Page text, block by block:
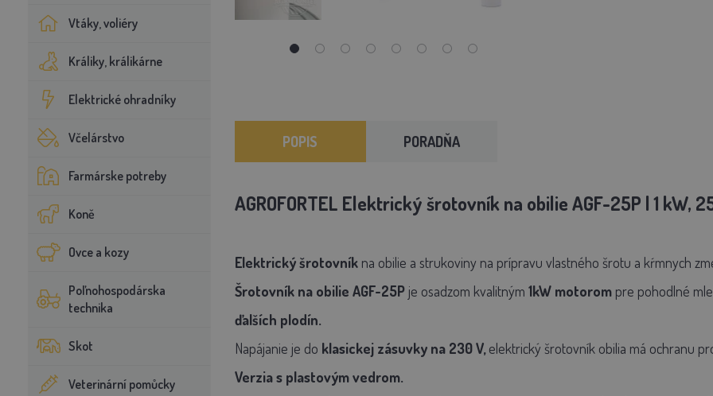
Vtáky, voliéry
Králiky, králikárne
Elektrické ohradníky
Včelárstvo
Farmárske potreby
Koně
Ovce a kozy
Poľnohospodárska
technika
Skot
Veterinární pomůcky
POPIS PORADŇA
AGROFORTEL Elektrický šrotovník na obilie AGF-25P | 1 kW,
Elektrický šrotovník na obilie a strukoviny na prípravu vlastného šrotu a kŕmnych
Šrotovník na obilie AGF-25Pje osadzom kvalitným 1kW motorom pre pohodlné
ďalších plodín.
Napájanie je do klasickej zásuvky na 230 V,elektrický šrotovník obilia má ochranu
Verzia s plastovým vedrom.